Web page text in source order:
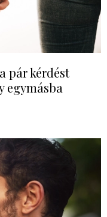
pár kérdést
egymásba